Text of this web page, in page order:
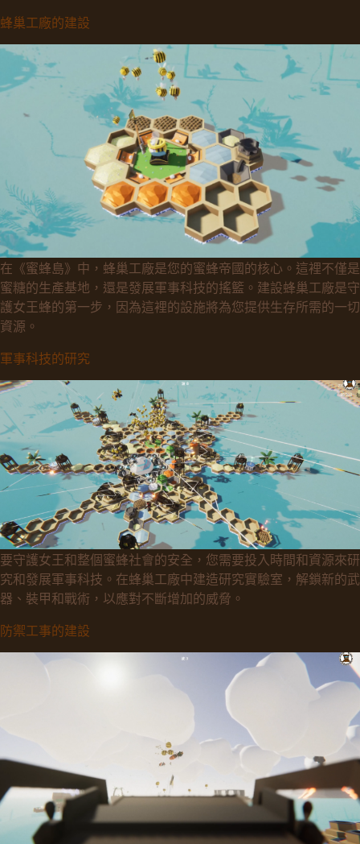
蜂巢工廠的建設
在《蜜蜂島》中，蜂巢工廠是您的蜜蜂帝國的核心。這裡不僅是
蜜糖的生產基地，還是發展軍事科技的搖籃。建設蜂巢工廠是守
護女王蜂的第一步，因為這裡的設施將為您提供生存所需的一切
資源。
軍事科技的研究
要守護女王和整個蜜蜂社會的安全，您需要投入時間和資源來研
究和發展軍事科技。在蜂巢工廠中建造研究實驗室，解鎖新的武
器、裝甲和戰術，以應對不斷增加的威脅。
防禦工事的建設